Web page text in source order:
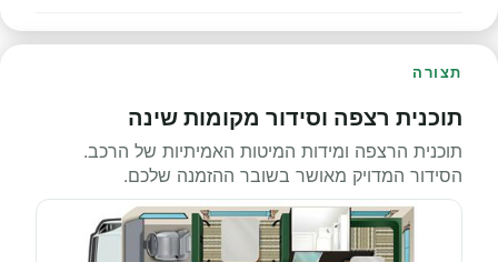
תצורה
תוכנית רצפה וסידור מקומות שינה
תוכנית הרצפה ומידות המיטות האמיתיות של הרכב.
הסידור המדויק מאושר בשובר ההזמנה שלכם.